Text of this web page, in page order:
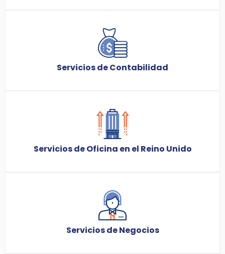
Servicios de Contabilidad
Servicios de Oficina en el Reino Unido
Servicios de Negocios